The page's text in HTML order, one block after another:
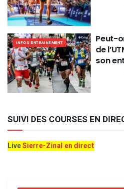
INFOS ENTRAINEMENT
Peut-
de
son
SUIVI DES COURSES EN
LiveSierre-Zinal en direct